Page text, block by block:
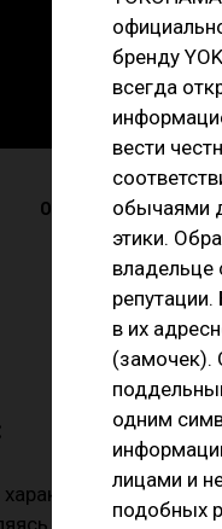
ОСНОВНЫЕ
на трассе.
бренду
всегда
вести
обычаями
этики.
владельце
в их
(замочек).
одним
лицами и
подобных